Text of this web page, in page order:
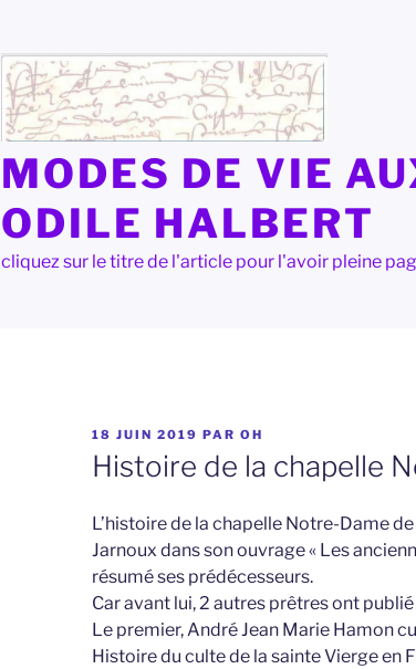
MODES DE VIE
ODILE HALBERT
cliquez sur le titre de l'article pour l'avoir pleine
PUBLIÉ
LE
18 JUIN 2019 PAR OH
Histoire de la chapelle
L’histoire de la chapelle Notre-Dame
Jarnoux dans son ouvrage « Les
résumé ses prédécesseurs.
Car avant lui, 2 autres prêtres ont
Le premier, André Jean Marie Hamon
Histoire du culte de la sainte Vierge en